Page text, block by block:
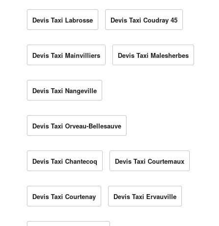
Devis Taxi Labrosse Devis Taxi Coudray 45
Devis Taxi Mainvilliers Devis Taxi Malesherbes
Devis Taxi Nangeville
Devis Taxi Orveau-Bellesauve
Devis Taxi Chantecoq Devis Taxi Courtemaux
Devis Taxi Courtenay Devis Taxi Ervauville